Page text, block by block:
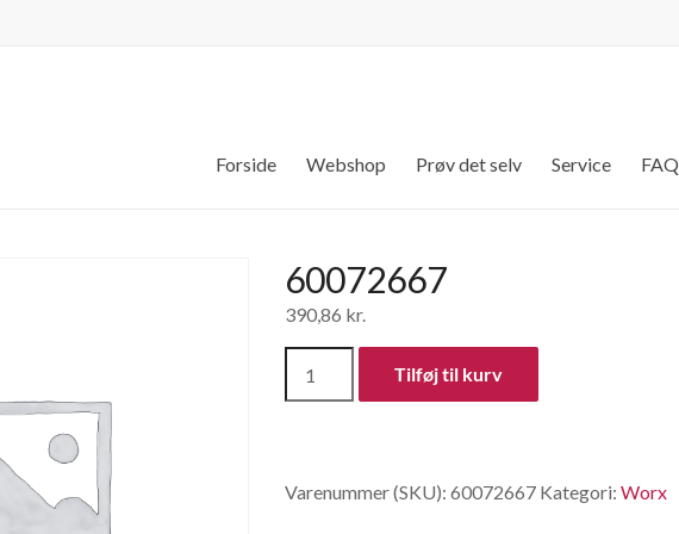
Forside Webshop Prøv det selv Service FAQ
60072667
390,86 kr.
Tilføj til kurv
Varenummer (SKU): 60072667 Kategori: Worx